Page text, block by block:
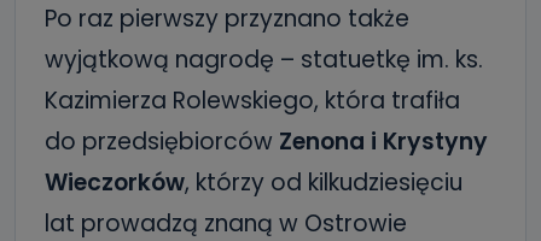
Po raz pierwszy przyznano także
wyjątkową nagrodę – statuetkę im. ks.
Kazimierza Rolewskiego, która trafiła
do przedsiębiorców Zenona i Krystyny
Wieczorków, którzy od kilkudziesięciu
lat prowadzą znaną w Ostrowie